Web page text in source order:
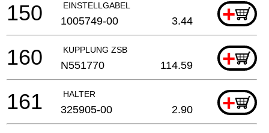
EINSTELLGABEL +
150 1005749-00 3.44
KUPPLUNG ZSB +
160 N551770 114.59
HALTER +
161 325905-00 2.90